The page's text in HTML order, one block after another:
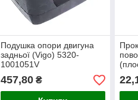
Подушка опори двигуна
задньої (Vigo) 5320-
1001051V
457,80₴